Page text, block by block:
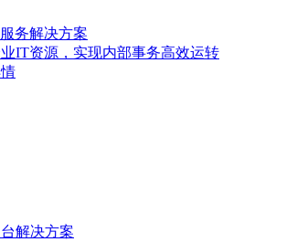
务解决方案
IT资源，实现内部事务高效运转
解决方案